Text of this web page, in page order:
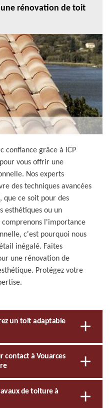
rénovation de toit
confiance grâce à ICP
vous offrir une
Nos experts
des techniques avancées
ce soit pour des
esthétiques ou un
l'importance
c'est pourquoi nous
inégalé. Faites
une rénovation de
Protégez votre
un toit adaptable
contact à Vouarces
de toiture à